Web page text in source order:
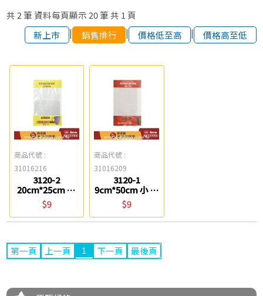
共 2筆 資料每頁顯示 20筆 共 1頁
新上市
| 銷售排行 | 價格低至高 | 價格高至低
商品代號 :
31016216
3120-2
20cm*25cm 中
熱收縮防刮保護
膜 鎰法 EASYFAR
$9
商品代號 :
31016209
3120-1
9cm*50cm 小 熱
收縮防刮保護膜
鎰法 EASYFAR
$9
第一頁 上一頁 1 下一頁 最後頁